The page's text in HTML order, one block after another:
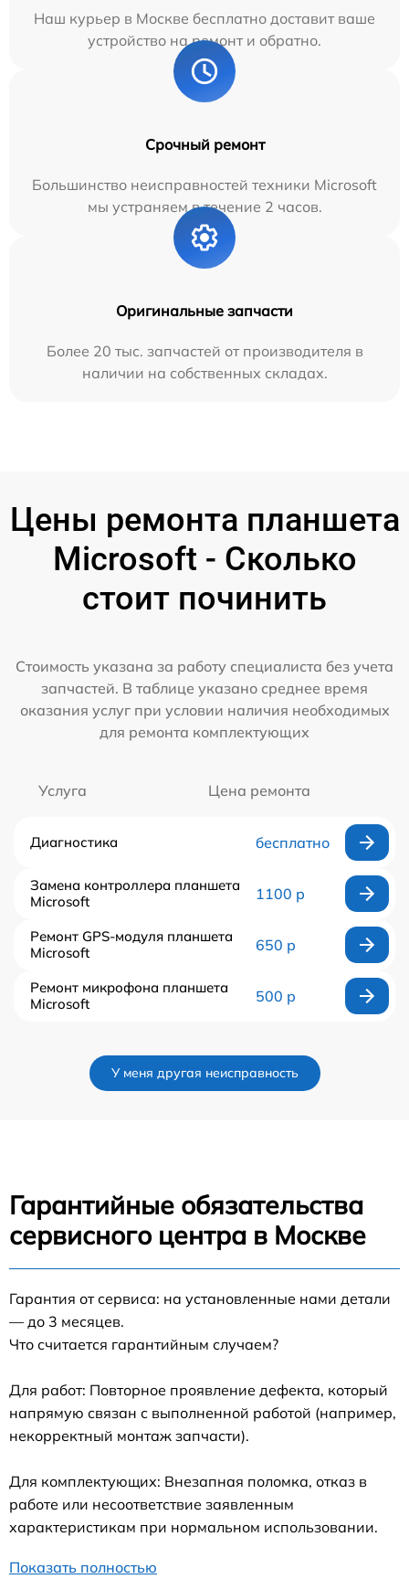
Наш курьер в Москве бесплатно доставит ваше
устройство на ремонт и обратно.
Срочный ремонт
Большинство неисправностей техники Microsoft
мы устраняем в течение 2 часов.
Оригинальные запчасти
Более 20 тыс. запчастей от производителя в
наличии на собственных складах.
Цены ремонта планшета
Microsoft - Сколько
стоит починить
Стоимость указана за работу специалиста без учета
запчастей. В таблице указано среднее время
оказания услуг при условии наличия необходимых
для ремонта комплектующих
Услуга Цена ремонта
Диагностика бесплатно
Замена контроллера планшета
Microsoft
1100 р
Ремонт GPS-модуля планшета
Microsoft
650 р
Ремонт микрофона планшета
Microsoft
500 р
У меня другая неисправность
Гарантийные обязательства
сервисного центра в Москве
Гарантия от сервиса: на установленные нами детали
— до 3 месяцев.
Что считается гарантийным случаем?
Для работ: Повторное проявление дефекта, который
напрямую связан с выполненной работой (например,
некорректный монтаж запчасти).
Для комплектующих: Внезапная поломка, отказ в
работе или несоответствие заявленным
характеристикам при нормальном использовании.
Показать полностью